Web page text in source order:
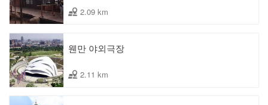
2.09 km
웬만 야외극장
2.11 km